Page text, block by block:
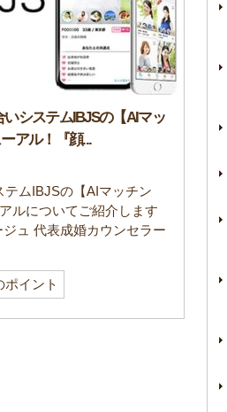
システムIBJSの【AIマッ
アル！『顔...
テムIBJSの【AIマッチン
ルについてご紹介します
ュ 代表成婚カウンセラー
ポイント